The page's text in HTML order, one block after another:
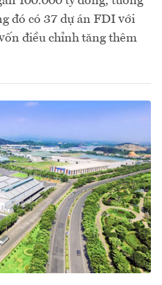
đó có 37 dự án FDI với
điều chỉnh tăng thêm